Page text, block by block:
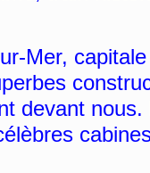
Mer,
devant nous.